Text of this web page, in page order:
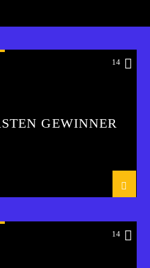
14
GEWINNER
14